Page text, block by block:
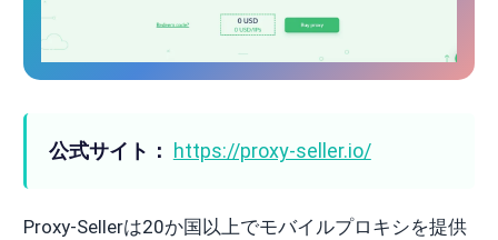
公式サイト： https://proxy-seller.io/
Proxy-Sellerは20か国以上でモバイルプロキシを提供